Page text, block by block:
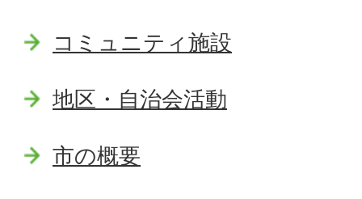
コミュニティ施設
地区・自治会活動
市の概要